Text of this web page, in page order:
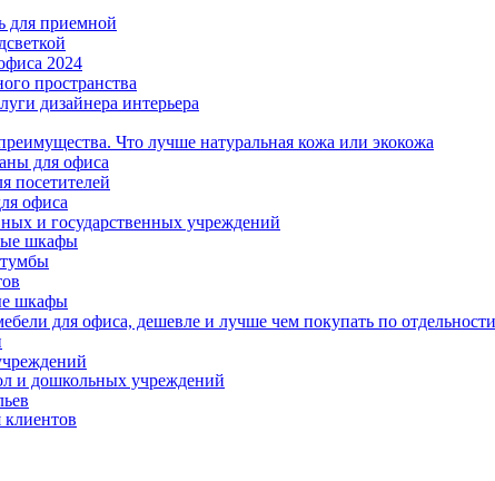
для приемной
2024
пространства
дизайнера интерьера
Что лучше натуральная кожа или экокожа
для офиса
посетителей
офиса
и государственных учреждений
шкафы
шкафы
для офиса, дешевле и лучше чем покупать по отдельности
и дошкольных учреждений